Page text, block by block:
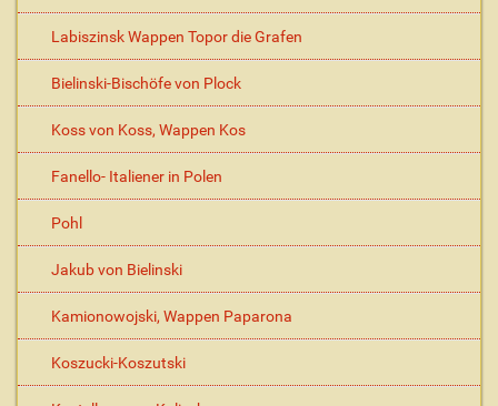
Labiszinsk Wappen Topor die Grafen
Bielinski-Bischöfe von Plock
Koss von Koss, Wappen Kos
Fanello- Italiener in Polen
Pohl
Jakub von Bielinski
Kamionowojski, Wappen Paparona
Koszucki-Koszutski